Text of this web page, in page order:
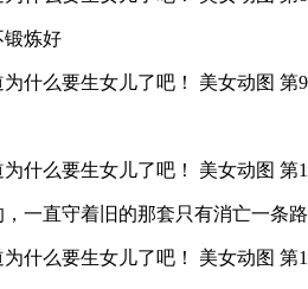
锻炼好
一直守着旧的那套只有消亡一条路